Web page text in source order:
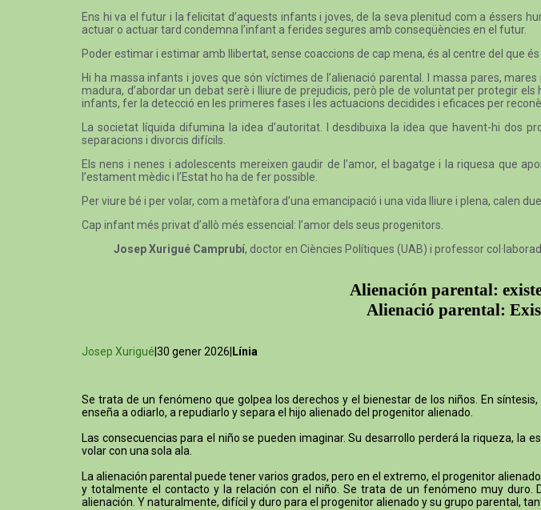
Ens hi va el futur i la felicitat d’aquests infants i joves, de la seva plenitud com a éssers
actuar o actuar tard condemna l’infant a ferides segures amb conseqüències en el futur.
Poder estimar i estimar amb llibertat, sense coaccions de cap mena, és al centre del que
Hi ha massa infants i joves que són víctimes de l’alienació parental. I massa pares,
madura, d’abordar un debat serè i lliure de prejudicis, però ple de voluntat per protegir
infants, fer la detecció en les primeres fases i les actuacions decidides i eficaces per
La societat líquida difumina la idea d’autoritat. I desdibuixa la idea que havent-hi dos
separacions i divorcis difícils.
Els nens i nenes i adolescents mereixen gaudir de l’amor, el bagatge i la riquesa que
l’estament mèdic i l’Estat ho ha de fer possible.
Per viure bé i per volar, com a metàfora d’una emancipació i una vida lliure i plena, calen
Cap infant més privat d’allò més essencial: l’amor dels seus progenitors.
Josep Xurigué Camprubí, doctor en Ciències Polítiques (UAB) i professor
Alienación parental:
Alienació parental:
Josep Xurigué |30 gener 2026| Línia
Se trata de un fenómeno que golpea los derechos y el bienestar de los niños. En
enseña a odiarlo, a repudiarlo y separa el hijo alienado del progenitor alienado.
Las consecuencias para el niño se pueden imaginar. Su desarrollo perderá la riqueza,
volar con una sola ala.
La alienación parental puede tener varios grados, pero en el extremo, el progenitor
y totalmente el contacto y la relación con el niño. Se trata de un fenómeno muy
alienación. Y naturalmente, difícil y duro para el progenitor alienado y su grupo parental,